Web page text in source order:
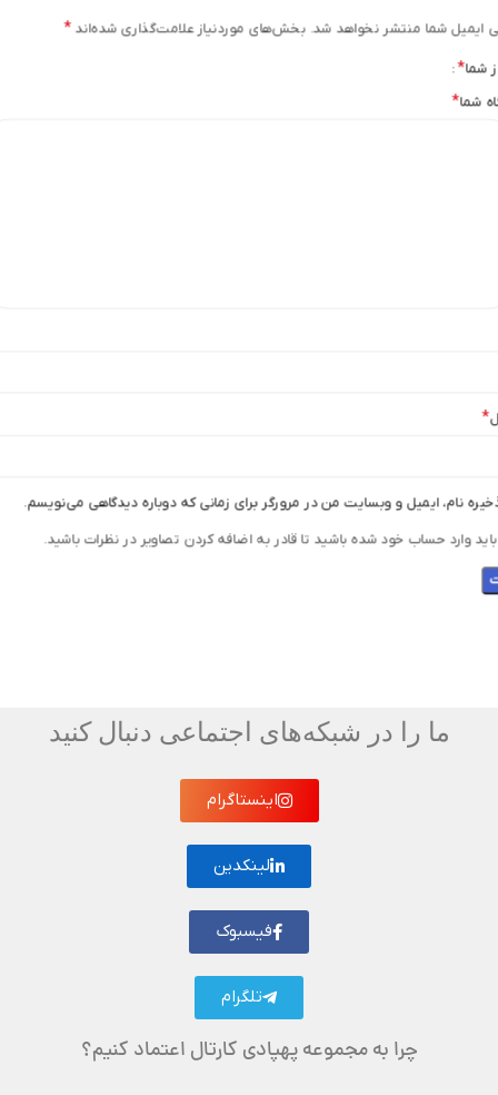
ایمیل شما منتشر نخواهد شد. بخش‌های موردنیاز علامت‌گذاری شده‌اند*
شما*
شما*
*
نام، ایمیل و وبسایت من در مرورگر برای زمانی که دوباره دیدگاهی می‌نویسم.
وارد حساب خود شده باشید تا قادر به اضافه کردن تصاویر در نظرات باشید.
ما را در شبکه‌های اجتماعی دنبال کنید
اینستاگرام
لینکدین
فیسبوک
تلگرام
چرا به مجموعه پهپادی کارتال اعتماد کنیم؟